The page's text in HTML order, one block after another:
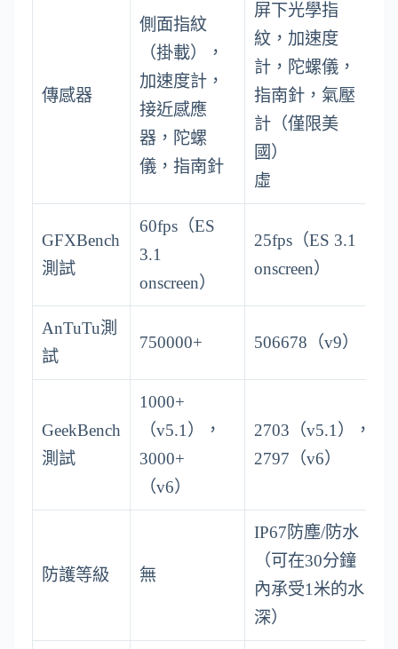
傳感器
側面指紋
（掛載），
加速度計，
接近感應
器，陀螺
儀，指南針
屏下光學指
紋，加速度
計，陀螺儀，
指南針，氣壓
計（僅限美
國）
虛
GFXBench
測試
60fps（ES
3.1
onscreen）
25fps（ES 3.1
onscreen）
AnTuTu測
試
750000+ 506678（v9）
GeekBench
測試
1000+
（v5.1），
3000+
（v6）
2703（v5.1），
2797（v6）
防護等級 無
IP67防塵/防水
（可在30分鐘
內承受1米的水
深）